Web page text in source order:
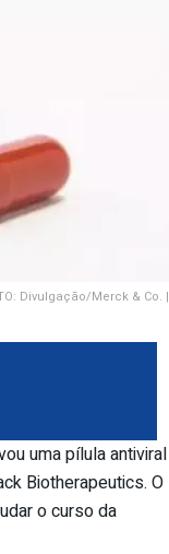
Divulgação/Merck & Co. |
uma pílula antiviral
Biotherapeutics. O
o curso da